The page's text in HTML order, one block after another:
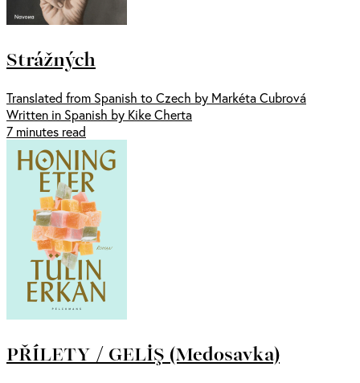
Strážných
Translated from Spanish to Czech by Markéta Cubrová
Written in Spanish by Kike Cherta
7 minutes read
PŘÍLETY / GELİŞ (Medosavka)